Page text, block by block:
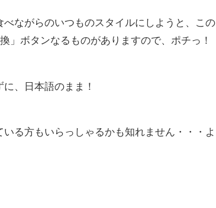
ながらのいつものスタイルにしようと、この
」ボタンなるものがありますので、ポチっ！
、日本語のまま！
る方もいらっしゃるかも知れません・・・よ